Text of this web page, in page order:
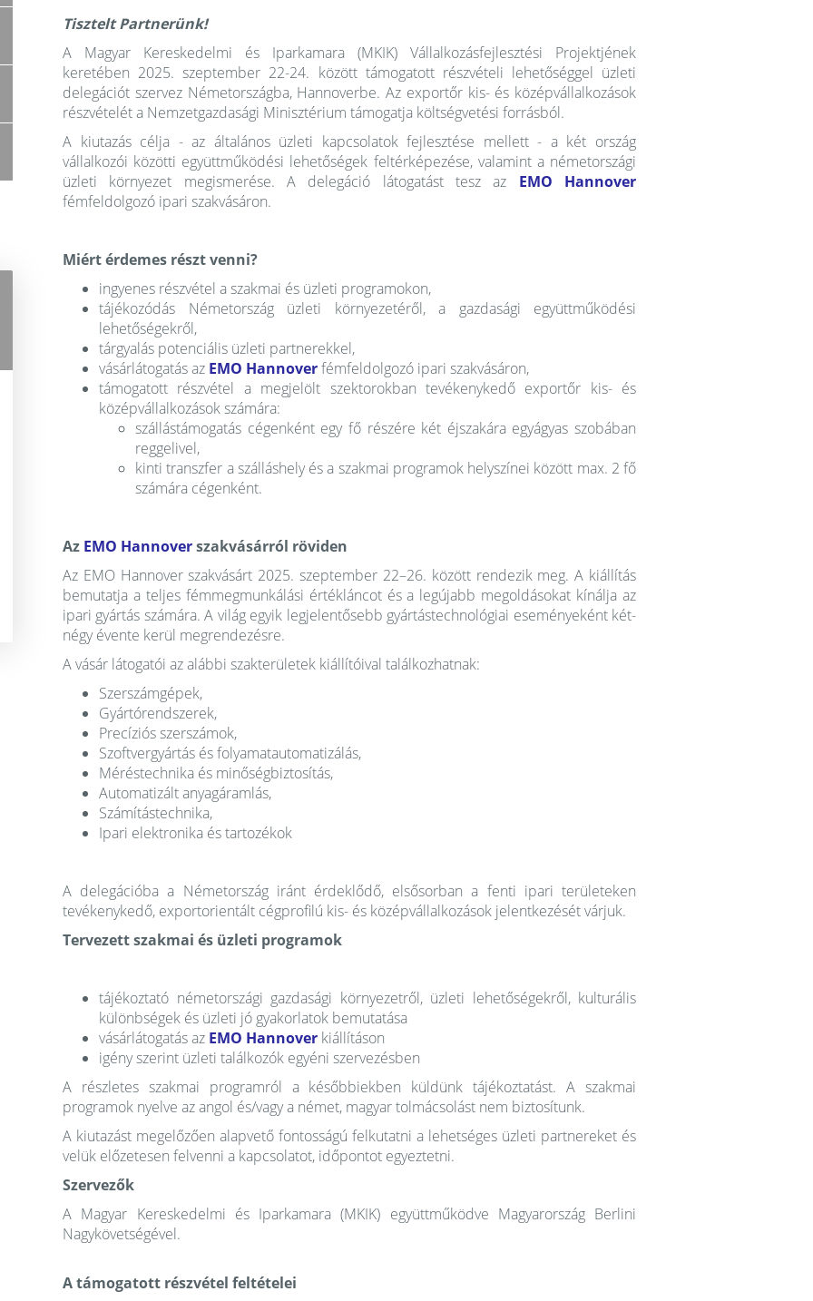
Tisztelt Partnerünk!
A Magyar Kereskedelmi és Iparkamara (MKIK) Vállalkozásfejlesztési Projektjének
keretében 2025. szeptember 22-24. között támogatott részvételi lehetőséggel üzleti
delegációt szervez Németországba, Hannoverbe. Az exportőr kis- és középvállalkozások
részvételét a Nemzetgazdasági Minisztérium támogatja költségvetési forrásból.
A kiutazás célja - az általános üzleti kapcsolatok fejlesztése mellett - a két ország
vállalkozói közötti együttműködési lehetőségek feltérképezése, valamint a németországi
üzleti környezet megismerése. A delegáció látogatást tesz az EMO Hannover
fémfeldolgozó ipari szakvásáron.
Miért érdemes részt venni?
ingyenes részvétel a szakmai és üzleti programokon,
tájékozódás Németország üzleti környezetéről, a gazdasági együttműködési
lehetőségekről,
tárgyalás potenciális üzleti partnerekkel,
vásárlátogatás az EMO Hannoverfémfeldolgozó ipari szakvásáron,
támogatott részvétel a megjelölt szektorokban tevékenykedő exportőr kis- és
középvállalkozások számára:
szállástámogatás cégenként egy fő részére két éjszakára egyágyas szobában
reggelivel,
kinti transzfer a szálláshely és a szakmai programok helyszínei között max. 2 fő
számára cégenként.
Az EMO Hannoverszakvásárról röviden
Az EMO Hannover szakvásárt 2025. szeptember 22–26. között rendezik meg. A kiállítás
bemutatja a teljes fémmegmunkálási értékláncot és a legújabb megoldásokat kínálja az
ipari gyártás számára. A világ egyik legjelentősebb gyártástechnológiai eseményeként két-
négy évente kerül megrendezésre.
A vásár látogatói az alábbi szakterületek kiállítóival találkozhatnak:
Szerszámgépek,
Gyártórendszerek,
Precíziós szerszámok,
Szoftvergyártás és folyamatautomatizálás,
Méréstechnika és minőségbiztosítás,
Automatizált anyagáramlás,
Számítástechnika,
Ipari elektronika és tartozékok
A delegációba a Németország iránt érdeklődő, elsősorban a fenti ipari területeken
tevékenykedő, exportorientált cégprofilú kis- és középvállalkozások jelentkezését várjuk.
Tervezett szakmai és üzleti programok
tájékoztató németországi gazdasági környezetről, üzleti lehetőségekről, kulturális
különbségek és üzleti jó gyakorlatok bemutatása
vásárlátogatás az EMO Hannover kiállításon
igény szerint üzleti találkozók egyéni szervezésben
A részletes szakmai programról a későbbiekben küldünk tájékoztatást. A szakmai
programok nyelve az angol és/vagy a német, magyar tolmácsolást nem biztosítunk.
A kiutazást megelőzően alapvető fontosságú felkutatni a lehetséges üzleti partnereket és
velük előzetesen felvenni a kapcsolatot, időpontot egyeztetni.
Szervezők
A Magyar Kereskedelmi és Iparkamara (MKIK) együttműködve Magyarország Berlini
Nagykövetségével.
A támogatott részvétel feltételei